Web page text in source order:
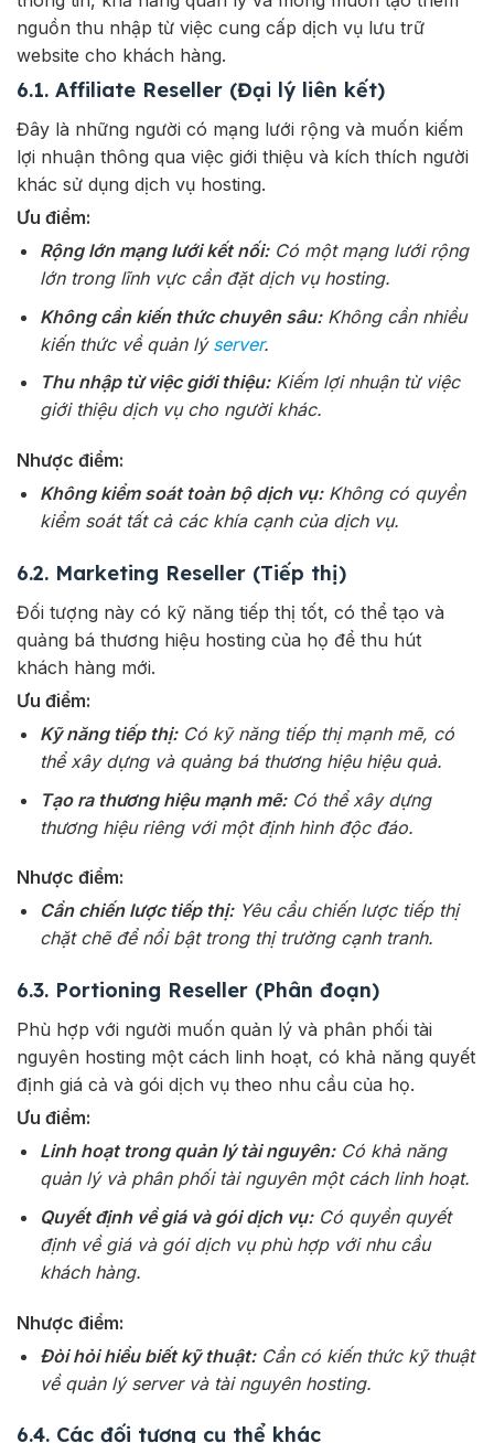
nguồn thu nhập từ việc cung cấp dịch vụ lưu trữ
website cho khách hàng.
6.1. Affiliate Reseller (Đại lý liên kết)
Đây là những người có mạng lưới rộng và muốn kiếm
lợi nhuận thông qua việc giới thiệu và kích thích người
khác sử dụng dịch vụ hosting.
Ưu điểm:
Rộng lớn mạng lưới kết nối:Có một mạng lưới rộng
lớn trong lĩnh vực cần đặt dịch vụ hosting.
Không cần kiến thức chuyên sâu:Không cần nhiều
kiến thức về quản lý server.
Thu nhập từ việc giới thiệu:Kiếm lợi nhuận từ việc
giới thiệu dịch vụ cho người khác.
Nhược điểm:
Không kiểm soát toàn bộ dịch vụ:Không có quyền
kiểm soát tất cả các khía cạnh của dịch vụ.
6.2. Marketing Reseller (Tiếp thị)
Đối tượng này có kỹ năng tiếp thị tốt, có thể tạo và
quảng bá thương hiệu hosting của họ để thu hút
khách hàng mới.
Ưu điểm:
Kỹ năng tiếp thị:Có kỹ năng tiếp thị mạnh mẽ, có
thể xây dựng và quảng bá thương hiệu hiệu quả.
Tạo ra thương hiệu mạnh mẽ:Có thể xây dựng
thương hiệu riêng với một định hình độc đáo.
Nhược điểm:
Cần chiến lược tiếp thị:Yêu cầu chiến lược tiếp thị
chặt chẽ để nổi bật trong thị trường cạnh tranh.
6.3. Portioning Reseller (Phân đoạn)
Phù hợp với người muốn quản lý và phân phối tài
nguyên hosting một cách linh hoạt, có khả năng quyết
định giá cả và gói dịch vụ theo nhu cầu của họ.
Ưu điểm:
Linh hoạt trong quản lý tài nguyên:Có khả năng
quản lý và phân phối tài nguyên một cách linh hoạt.
Quyết định về giá và gói dịch vụ:Có quyền quyết
định về giá và gói dịch vụ phù hợp với nhu cầu
khách hàng.
Nhược điểm:
Đòi hỏi hiểu biết kỹ thuật:Cần có kiến thức kỹ thuật
về quản lý server và tài nguyên hosting.
6.4. Các đối tượng cụ thể khác